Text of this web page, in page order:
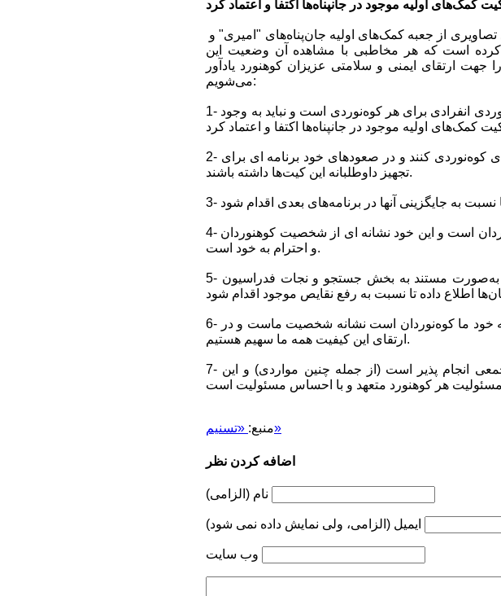
است که هر مخاطبی با مشاهده آن وضعیت این
ارتقای ایمنی و سلامتی عزیزان کوهنورد یادآور
می‌شویم:
1- همراه داشتن کیت کمک‌های اولیه انفرادی از ملزومات تجهیزات کوه‌نوردی انفرادی برای هر کوه‌نوردی است و نباید به وجود
2- کوه‌نوردان باید خود مراقبت از کیت کمک‌های اولیه عمومی جانپناه‌های کوه‌نوردی کنند و در صعودهای خود برنامه ای برای
تجهیز داوطلبانه این کیت‌ها داشته باشند.
4- تمیز و منظم نگهداشتن باکس کمک‌های اولیه وظیفه تک تک ما کوه‌نوردان است و این خود نشانه ای از شخصیت کوهنوردان
و احترام به خود است.
5- در صورت رویت وضع نامناسب جعبه‌های کمک‌های اولیه مراتب را به‌صورت مستند به بخش جستجو و نجات فدراسیون
6- بهبود و ارتقای کیفی امکانات و تجهیزات چنین مکان‌هایی که متعلق به خود ما کوه‌نوردان است نشانه شخصیت ماست و در
ارتقای این کیفیت همه ما سهیم هستیم.
7- بهترین کارها در ورزش کوه‌نوردی با تشریک مساعی و مشارکت جمعی انجام پذیر است (از جمله چنین مواردی) و این
منبع:«تسنیم»
اضافه کردن نظر
نام (الزامی)
ایمیل (الزامی، ولی نمایش داده نمی شود)
وب سایت